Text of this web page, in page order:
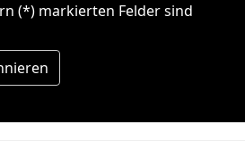
(*) markierten Felder sind